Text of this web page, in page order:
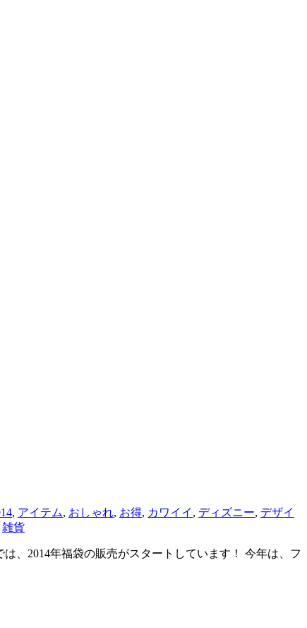
, アイテム, おしゃれ, お得, カワイイ , ディズニー, デザイ
雑貨
、2014年福袋の販売がスタートしています！ 今年は、フ